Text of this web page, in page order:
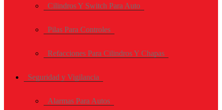
Cilindros Y Switch Para Auto
Pilas Para Controles
Refacciones Para Cilindros Y Chapas
Seguridad y Vigilancia
Alarmas Para Autos